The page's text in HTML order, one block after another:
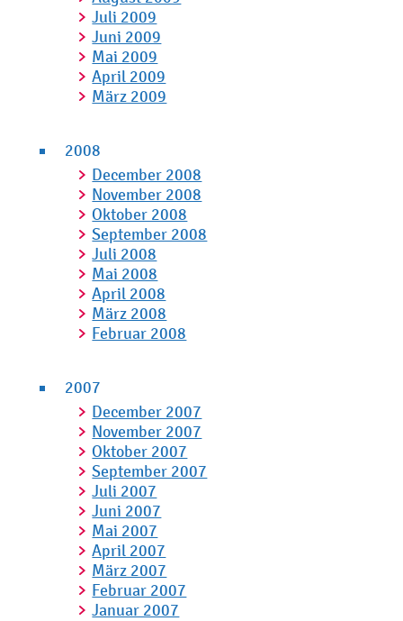
Juli 2009
Juni 2009
Mai 2009
April 2009
März 2009
2008
December 2008
November 2008
Oktober 2008
September 2008
Juli 2008
Mai 2008
April 2008
März 2008
Februar 2008
2007
December 2007
November 2007
Oktober 2007
September 2007
Juli 2007
Juni 2007
Mai 2007
April 2007
März 2007
Februar 2007
Januar 2007